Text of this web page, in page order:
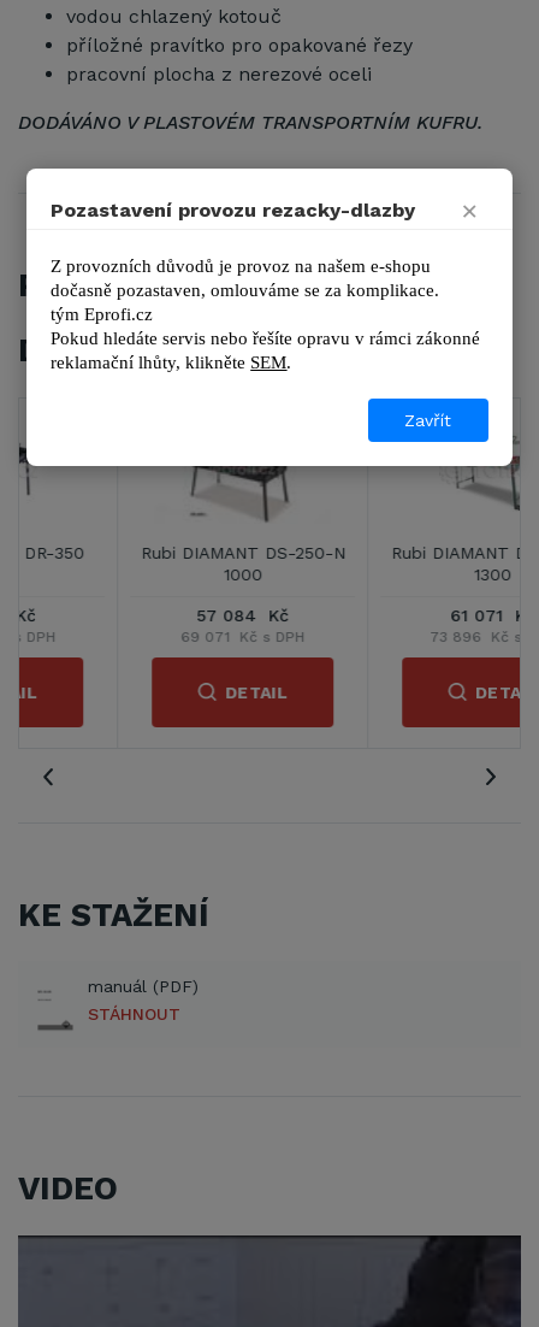
vodou chlazený kotouč
příložné pravítko pro opakované řezy
pracovní plocha z nerezové oceli
DODÁVÁNO V PLASTOVÉM TRANSPORTNÍM KUFRU.
PŘÍSLUŠENSTVÍ
DALŠÍ ZBOŽÍ Z KATEGORIE
Rubi DIAMANT DS-250-N
69 071 Kč s DPH
Rubi DIAMANT DS-250-N
73 896 Kč s DPH
KE STAŽENÍ
manuál (PDF)
STÁHNOUT
VIDEO
Pozastavení provozu rezacky-dlazby ×
Z provozních důvodů je provoz na našem e-shopu
dočasně pozastaven, omlouváme se za komplikace.
tým Eprofi.cz
Pokud hledáte servis nebo řešíte opravu v rámci zákonné
reklamační lhůty, klikněte SEM.
Zavřít